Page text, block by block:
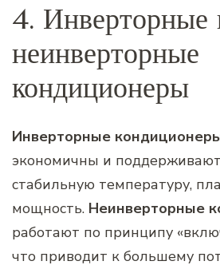
4. Инверторные
неинверторные
кондиционеры
Инверторные
экономичны и
стабильную температуру,
мощность. Неинверторные
работают по принципу
что приводит к большему